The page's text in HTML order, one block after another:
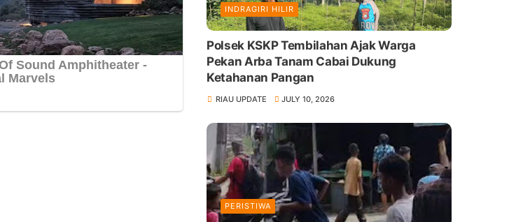
INDRAGIRI HILIR
Polsek KSKP Tembilahan Ajak Warga
Pekan Arba Tanam Cabai Dukung
Ketahanan Pangan
RIAU UPDATE JULY 10, 2026
PERISTIWA